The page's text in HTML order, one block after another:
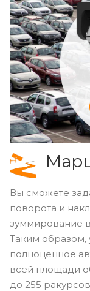
Вы сможете
поворота и
зуммирование
Таким образом,
полноценное
всей площади
до 255